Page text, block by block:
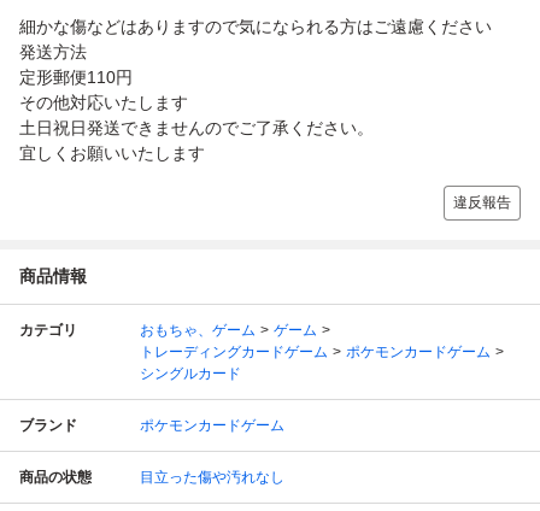
細かな傷などはありますので気になられる方はご遠慮ください
発送方法
定形郵便110円
その他対応いたします
土日祝日発送できませんのでご了承ください。
宜しくお願いいたします
違反報告
商品情報
カテゴリ おもちゃ、ゲーム
ゲーム
トレーディングカードゲーム
ポケモンカードゲーム
シングルカード
ブランド ポケモンカードゲーム
商品の状態 目立った傷や汚れなし